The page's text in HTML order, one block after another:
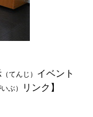
（てんじ） イベント
いぶ） リンク】